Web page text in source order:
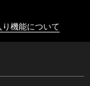
り機能について